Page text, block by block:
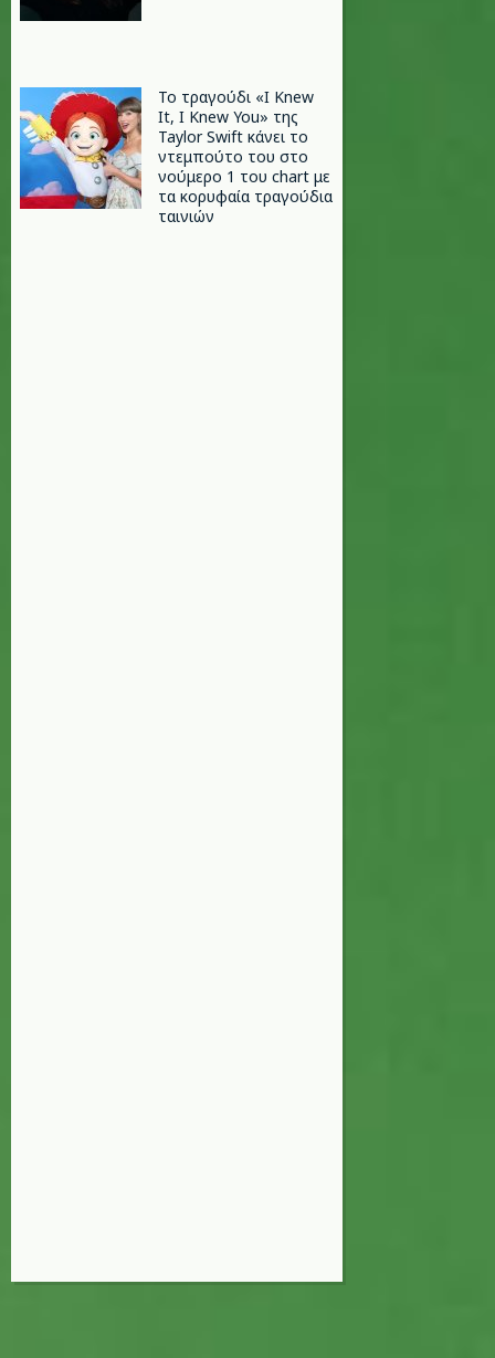
Το τραγούδι «I Knew
It, I Knew You» της
Taylor Swift κάνει το
ντεμπούτο του στο
νούμερο 1 του chart με
τα κορυφαία τραγούδια
ταινιών